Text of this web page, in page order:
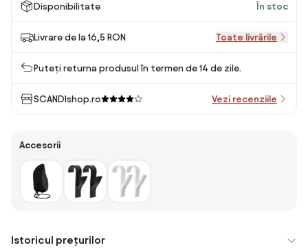
Disponibilitate În stoc
Livrare de la 16,5 RON Toate livrările
Puteți returna produsul în termen de 14 de zile.
SCANDIshop.ro Vezi recenziile
Accesorii
Istoricul prețurilor